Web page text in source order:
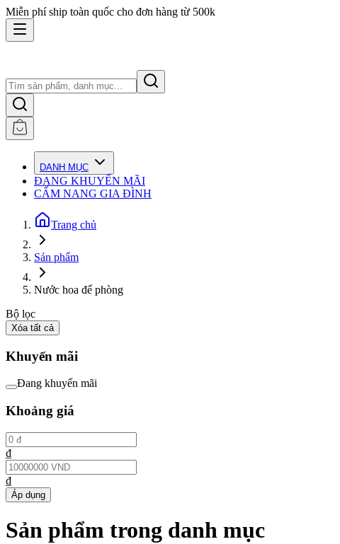
Miễn phí ship toàn quốc cho đơn hàng từ 500k
DANH MỤC
ĐANG KHUYẾN MÃI
CẨM NANG GIA ĐÌNH
Trang chủ
Sản phẩm
Nước hoa để phòng
Bộ lọc
Xóa tất cả
Khuyến mãi
Đang khuyến mãi
Khoảng giá
₫
₫
Áp dụng
Sản phẩm trong danh mục